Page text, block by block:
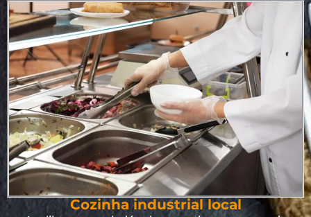
Cozinha industrial local